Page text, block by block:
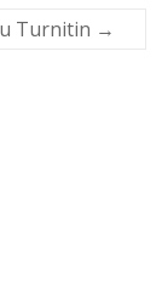
Turnitin →